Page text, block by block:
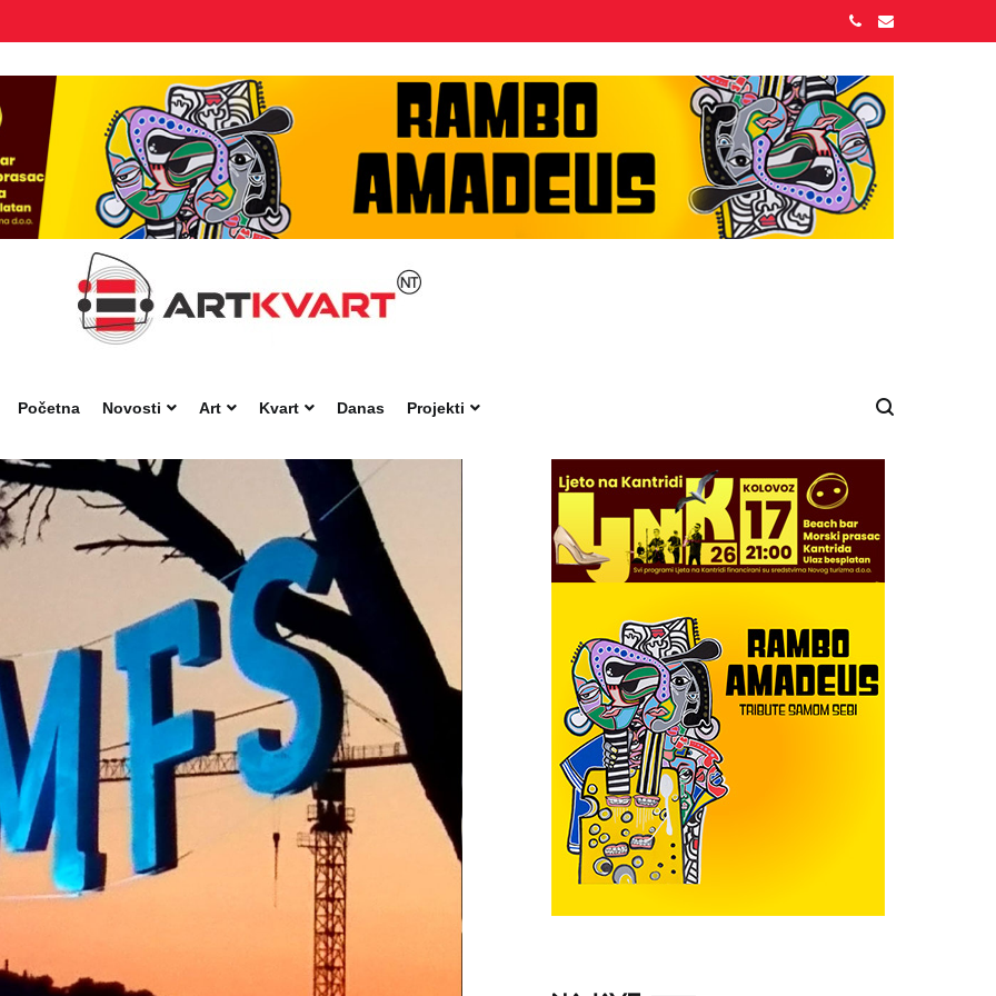
Početna
Novosti Art Kvart Danas Projekti